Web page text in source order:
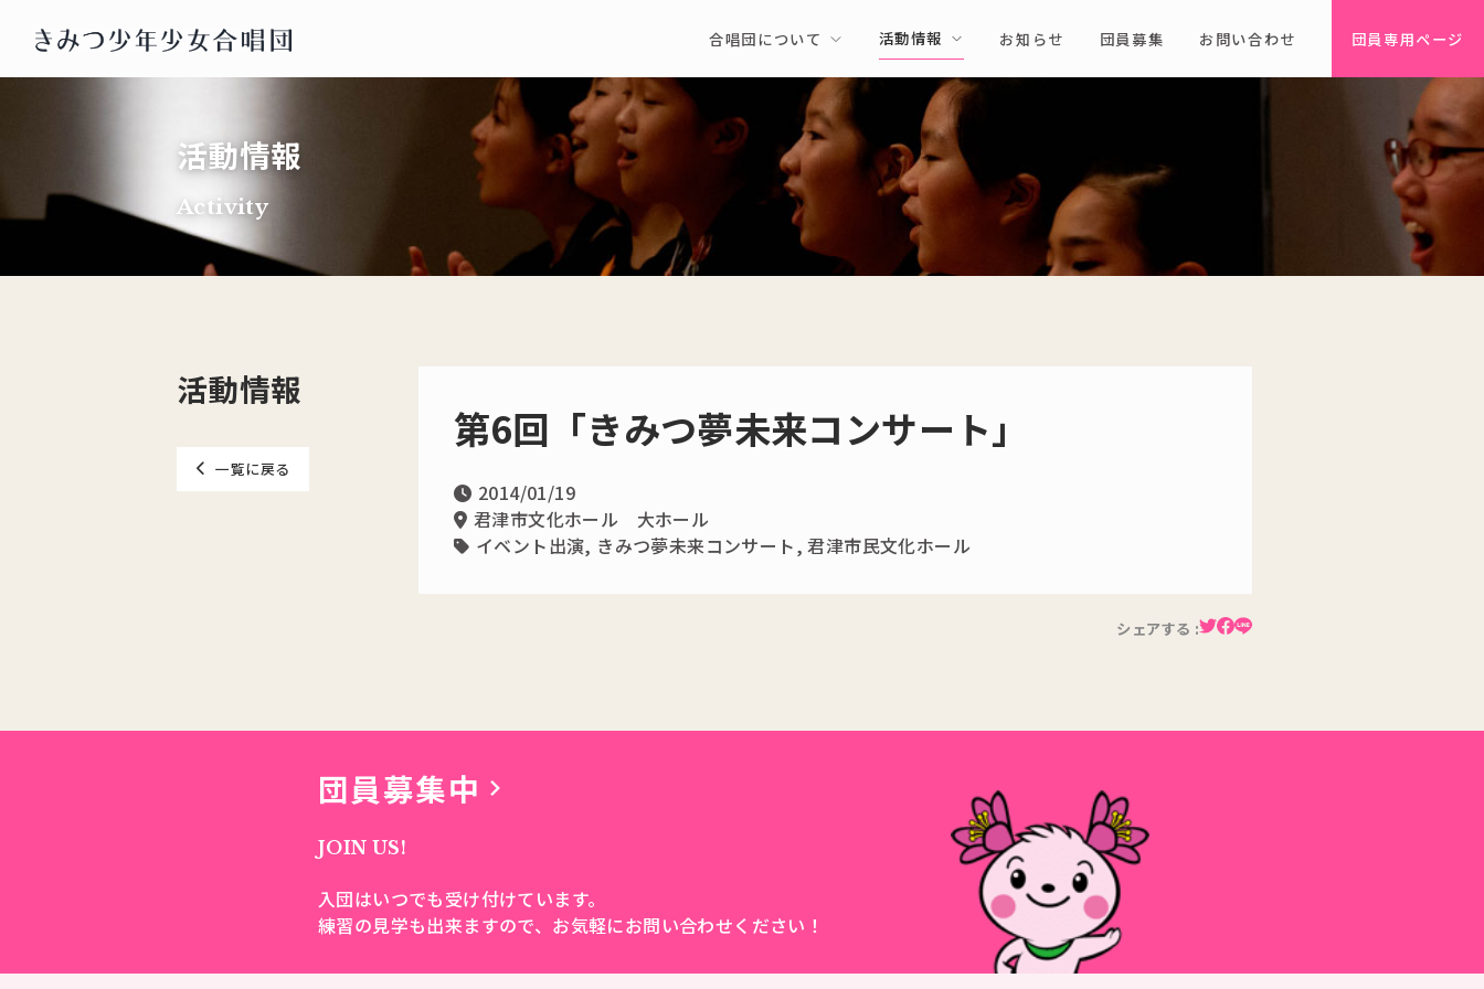
合唱団について 活動情報 お知らせ 団員募集 お問い合わせ 団員専用ページ
活動情報
Activity
活動情報
一覧に戻る
第6回「きみつ夢未来コンサート」
2014/01/19
君津市文化ホール 大ホール
イベント出演, きみつ夢未来コンサート,君津市民文化ホール
シェアする :
団員募集中
JOIN US!
入団はいつでも受け付けています。
練習の見学も出来ますので、 お気軽にお問い合わせください！